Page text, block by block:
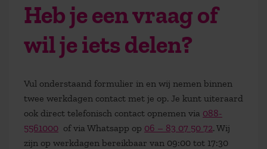
Heb je een vraag of
wil je iets delen?
Vul onderstaand formulier in en wij nemen binnen
twee werkdagen contact met je op. Je kunt uiteraard
ook direct telefonisch contact opnemen via 088-
5561000 of via Whatsapp op 06 – 83 07 50 72. Wij
zijn op werkdagen bereikbaar van 09:00 tot 17:30